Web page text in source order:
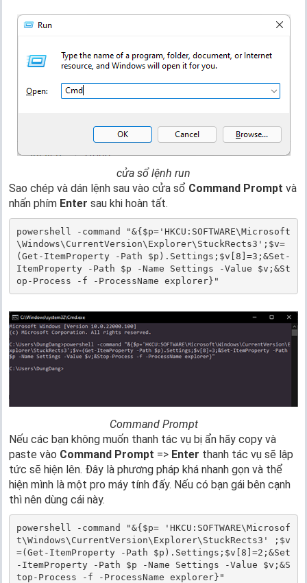
cửa sổ lệnh run
Sao chép và dán lệnh sau vào cửa sổ Command Prompt và
nhấn phím Enter sau khi hoàn tất.
powershell -command "&{$p='HKCU:SOFTWARE\Microsoft
\Windows\CurrentVersion\Explorer\StuckRects3';$v=
(Get-ItemProperty -Path $p).Settings;$v[8]=3;&Set-
ItemProperty -Path $p -Name Settings -Value $v;&St
op-Process -f -ProcessName explorer}"
Command Prompt
Nếu các bạn không muốn thanh tác vụ bị ẩn hãy copy và
paste vào Command Prompt => Enter thanh tác vụ sẽ lập
tức sẽ hiện lên. Đây là phương pháp khá nhanh gọn và thể
hiện mình là một pro máy tính đấy. Nếu có bạn gái bên cạnh
thì nên dùng cái này.
powershell -command "&{$p= 'HKCU:SOFTWARE\Microsof
t\Windows\CurrentVersion\Explorer\StuckRects3' ;$v
=(Get-ItemProperty -Path $p).Settings;$v[8]=2;&Set
-ItemProperty -Path $p -Name Settings -Value $v;&S
top-Process -f -ProcessName explorer}"